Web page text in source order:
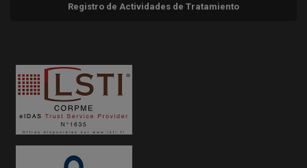
Registro de Actividades de Tratamiento